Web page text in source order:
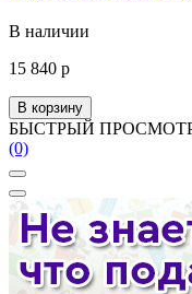
В наличии
15 840 р
В корзину
БЫСТРЫЙ
(0)